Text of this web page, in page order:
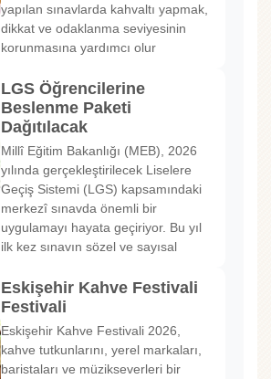
yapılan sınavlarda kahvaltı yapmak,
dikkat ve odaklanma seviyesinin
korunmasına yardımcı olur
LGS Öğrencilerine
Beslenme Paketi
Dağıtılacak
Millî Eğitim Bakanlığı (MEB), 2026
yılında gerçekleştirilecek Liselere
Geçiş Sistemi (LGS) kapsamındaki
merkezî sınavda önemli bir
uygulamayı hayata geçiriyor. Bu yıl
ilk kez sınavın sözel ve sayısal
Eskişehir Kahve Festivali
Festivali
Eskişehir Kahve Festivali 2026,
kahve tutkunlarını, yerel markaları,
baristaları ve müzikseverleri bir